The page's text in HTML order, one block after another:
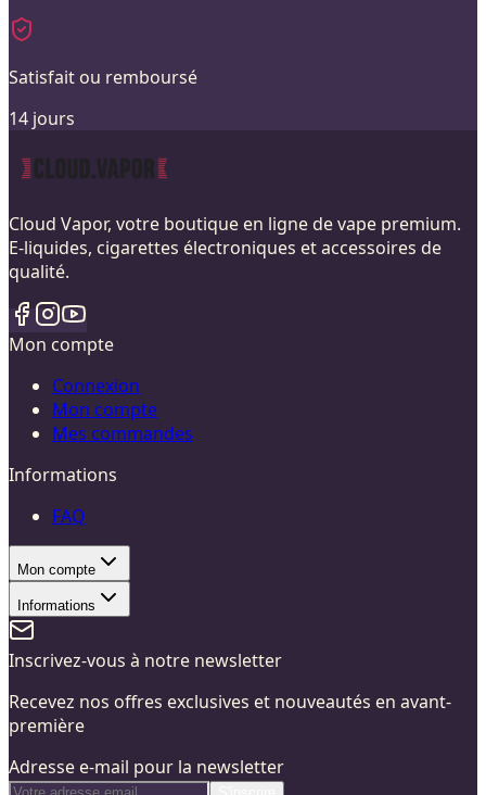
Satisfait ou remboursé
14 jours
Cloud Vapor, votre boutique en ligne de vape premium.
E-liquides, cigarettes électroniques et accessoires de
qualité.
Mon compte
Connexion
Mon compte
Mes commandes
Informations
FAQ
Mon compte
Informations
Inscrivez-vous à notre newsletter
Recevez nos offres exclusives et nouveautés en avant-
première
Adresse e-mail pour la newsletter